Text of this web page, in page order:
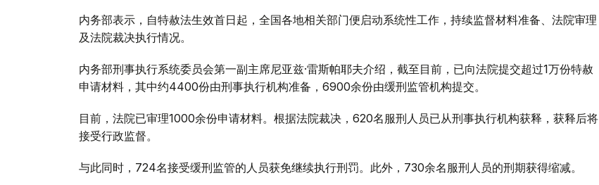
内务部表示，自特赦法生效首日起，全国各地相关部门便启动系统性工作，持续监督材料准备、法院审理
及法院裁决执行情况。
内务部刑事执行系统委员会第一副主席尼亚兹·雷斯帕耶夫介绍，截至目前，已向法院提交超过1万份特赦
申请材料，其中约4400份由刑事执行机构准备，6900余份由缓刑监管机构提交。
目前，法院已审理1000余份申请材料。根据法院裁决，620名服刑人员已从刑事执行机构获释，获释后将
接受行政监督。
与此同时，724名接受缓刑监管的人员获免继续执行刑罚。此外，730余名服刑人员的刑期获得缩减。